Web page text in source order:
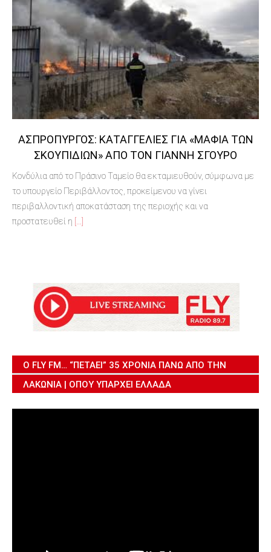
ΑΣΠΡΌΠΥΡΓΟΣ: ΚΑΤΑΓΓΕΛΊΕΣ ΓΙΑ «ΜΑΦΊΑ ΤΩΝ
ΣΚΟΥΠΙΔΙΏΝ» ΑΠΌ ΤΟΝ ΓΙΆΝΝΗ ΣΓΟΥΡΌ
Κονδύλια από το Πράσινο Ταμείο θα εκταμιευθούν, σύμφωνα με
το υπουργείο Περιβάλλοντος, προκείμενου να γίνει
περιβαλλοντική αποκατάσταση της περιοχής και να
προστατευθεί η
Ο FLY FM… “ΠΕΤΆΕΙ” 35 ΧΡΌΝΙΑ ΠΆΝΩ ΑΠΌ ΤΗΝ
ΛΑΚΩΝΊΑ | ΌΠΟΥ ΥΠΆΡΧΕΙ ΕΛΛΆΔΑ